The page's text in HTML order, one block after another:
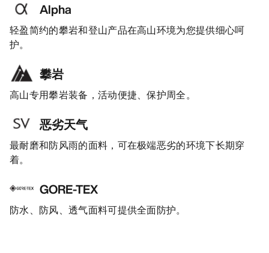
Alpha
轻盈简约的攀岩和登山产品在高山环境为您提供细心呵
护。
攀岩
高山专用攀岩装备，活动便捷、保护周全。
恶劣天气
最耐磨和防风雨的面料，可在极端恶劣的环境下长期穿
着。
GORE-TEX
防水、防风、透气面料可提供全面防护。